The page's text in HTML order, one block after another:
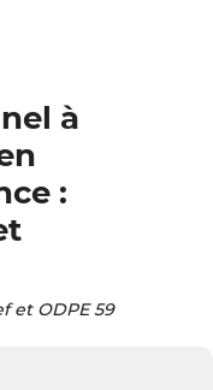
à
:
et ODPE 59